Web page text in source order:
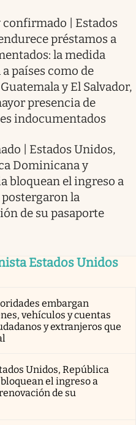
| Estados
préstamos a
la medida
países como de
y El Salvador,
presencia de
indocumentados
| Estados Unidos,
Dominicana y
bloquean el ingreso a
la
de su pasaporte
Estados Unidos
embargan
vehículos y cuentas
y extranjeros que
Unidos, República
el ingreso a
de su